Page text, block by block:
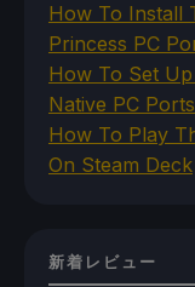
How To Install
Princess PC
How To Set
Native PC
How To Play
On Steam Deck
新着レビュー